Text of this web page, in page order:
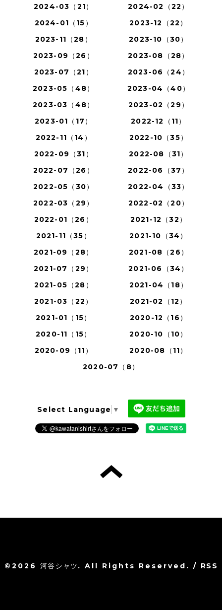
2024-03（21）
2024-02（22）
2024-01（15）
2023-12（22）
2023-11（28）
2023-10（30）
2023-09（26）
2023-08（28）
2023-07（21）
2023-06（24）
2023-05（48）
2023-04（40）
2023-03（48）
2023-02（29）
2023-01（17）
2022-12（11）
2022-11（14）
2022-10（35）
2022-09（31）
2022-08（31）
2022-07（26）
2022-06（37）
2022-05（30）
2022-04（33）
2022-03（29）
2022-02（20）
2022-01（26）
2021-12（32）
2021-11（35）
2021-10（34）
2021-09（28）
2021-08（26）
2021-07（29）
2021-06（34）
2021-05（28）
2021-04（18）
2021-03（22）
2021-02（12）
2021-01（15）
2020-12（16）
2020-11（15）
2020-10（10）
2020-09（11）
2020-08（11）
2020-07（8）
Select Language ▼
©2026河谷シャツ. All Rights Reserved. / RSS